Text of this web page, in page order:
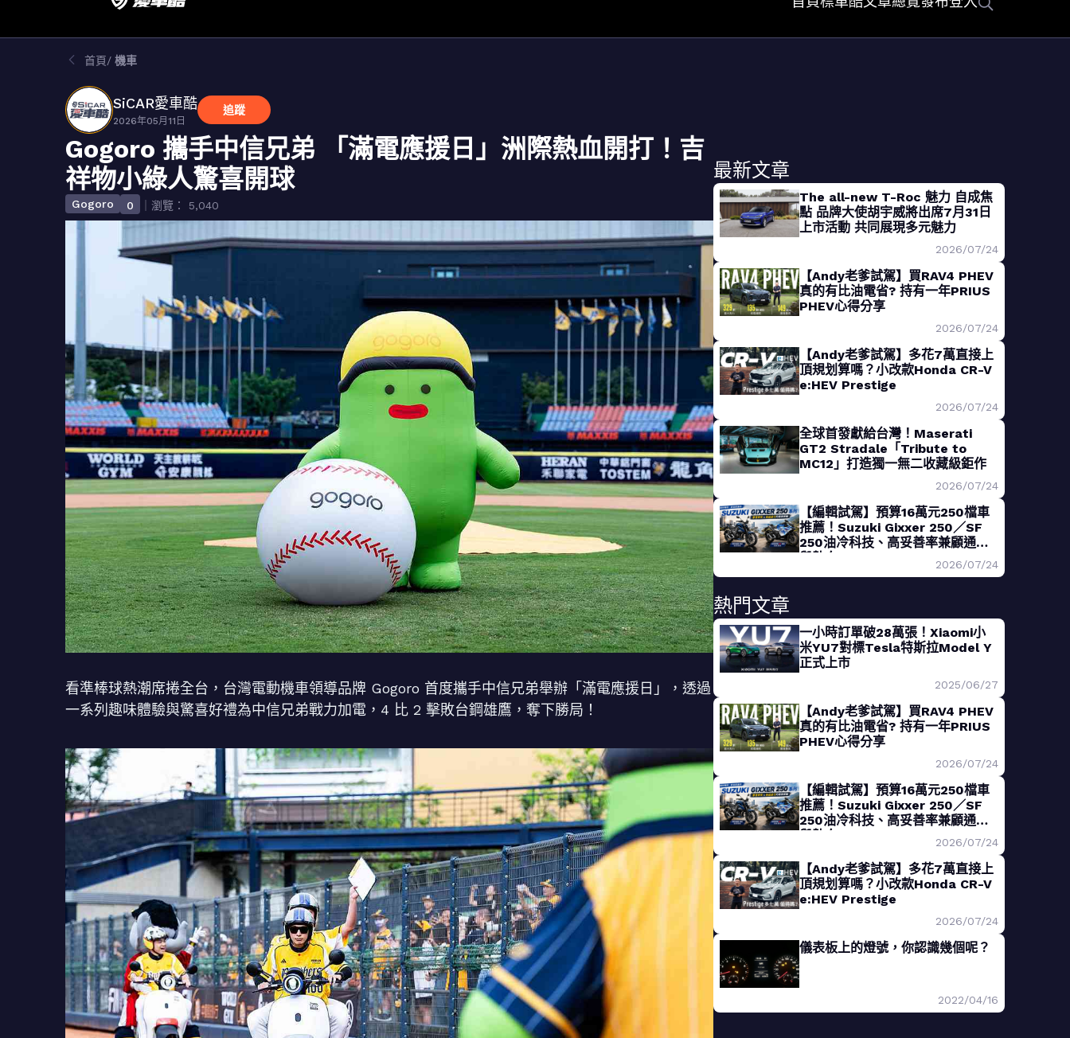
首頁 機車
SiCAR愛車酷
2026年05月11日
追蹤
Gogoro 攜手中信兄弟 「滿電應援日」洲際熱血開打！吉
祥物小綠人驚喜開球
Gogoro 0 ｜瀏覽： 5,040
看準棒球熱潮席捲全台，台灣電動機車領導品牌 Gogoro 首度攜手中信兄弟舉辦「滿電應援日」，透過
一系列趣味體驗與驚喜好禮為中信兄弟戰力加電，4 比 2 擊敗台鋼雄鷹，奪下勝局！
最新文章
The all-new T-Roc 魅力 自成焦
點 品牌大使胡宇威將出席7月31日
上市活動 共同展現多元魅力
2026/07/24
【Andy老爹試駕】買RAV4 PHEV
真的有比油電省? 持有一年PRIUS
PHEV心得分享
2026/07/24
【Andy老爹試駕】多花7萬直接上
頂規划算嗎？小改款Honda CR-V
e:HEV Prestige
2026/07/24
全球首發獻給台灣！Maserati
GT2 Stradale「Tribute to
MC12」打造獨一無二收藏級鉅作
2026/07/24
【編輯試駕】預算16萬元250檔車
推薦！Suzuki Gixxer 250／SF
250油冷科技、高妥善率兼顧通勤
與熱血
2026/07/24
熱門文章
一小時訂單破28萬張！Xiaomi小
米YU7對標Tesla特斯拉Model Y
正式上市
2025/06/27
【Andy老爹試駕】買RAV4 PHEV
真的有比油電省? 持有一年PRIUS
PHEV心得分享
2026/07/24
【編輯試駕】預算16萬元250檔車
推薦！Suzuki Gixxer 250／SF
250油冷科技、高妥善率兼顧通勤
與熱血
2026/07/24
【Andy老爹試駕】多花7萬直接上
頂規划算嗎？小改款Honda CR-V
e:HEV Prestige
2026/07/24
儀表板上的燈號，你認識幾個呢？
2022/04/16